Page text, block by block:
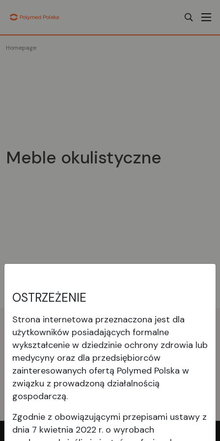
Homepage
Meble okulistyczne
Skontaktujsięz nami!
Kontakt
OSTRZEŻENIE
Strona internetowa przeznaczona jest dla
użytkowników posiadających formalne
wykształcenie w dziedzinie ochrony zdrowia lub
medycyny oraz dla przedsiębiorców
zainteresowanych ofertą Polymed Polska w
związku z prowadzoną działalnością
gospodarczą.
Zgodnie z obowiązującymi przepisami ustawy z
dnia 7 kwietnia 2022 r. o wyrobach